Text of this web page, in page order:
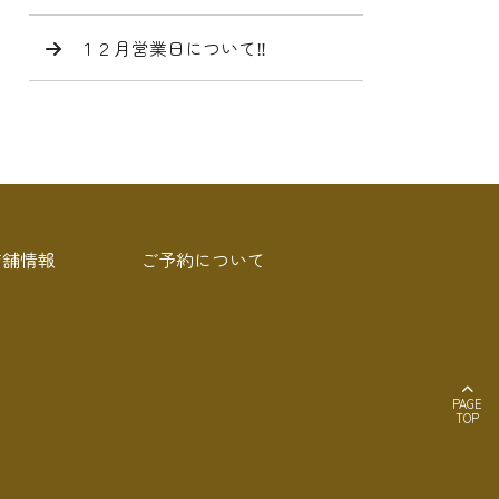
１２月営業日について‼️
PAGE
TOP
情報 ご予約について